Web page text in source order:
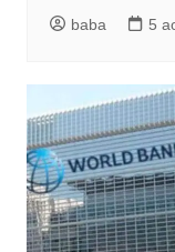
baba 5